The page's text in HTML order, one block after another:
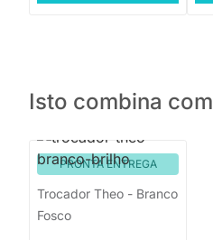
Isto combina com
PRONTA ENTREGA
Trocador Theo - Branco
Fosco